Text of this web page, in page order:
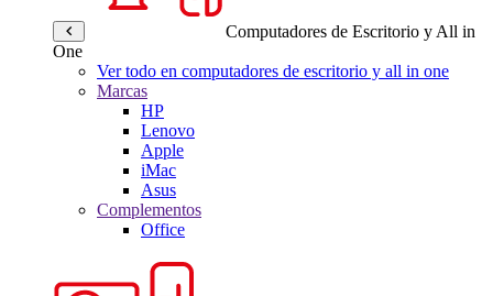
Computadores de Escritorio y All in
One
Ver todo en computadores de escritorio y all in one
Marcas
HP
Lenovo
Apple
iMac
Asus
Complementos
Office